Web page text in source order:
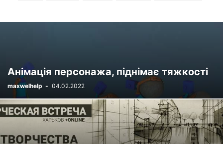
MARVELOUS DESIGNER 6.5 MAYA MODO PHOTOSHOP
Анімація персонажа, піднімає тяжкості
maxwelhelp - 04.02.2022